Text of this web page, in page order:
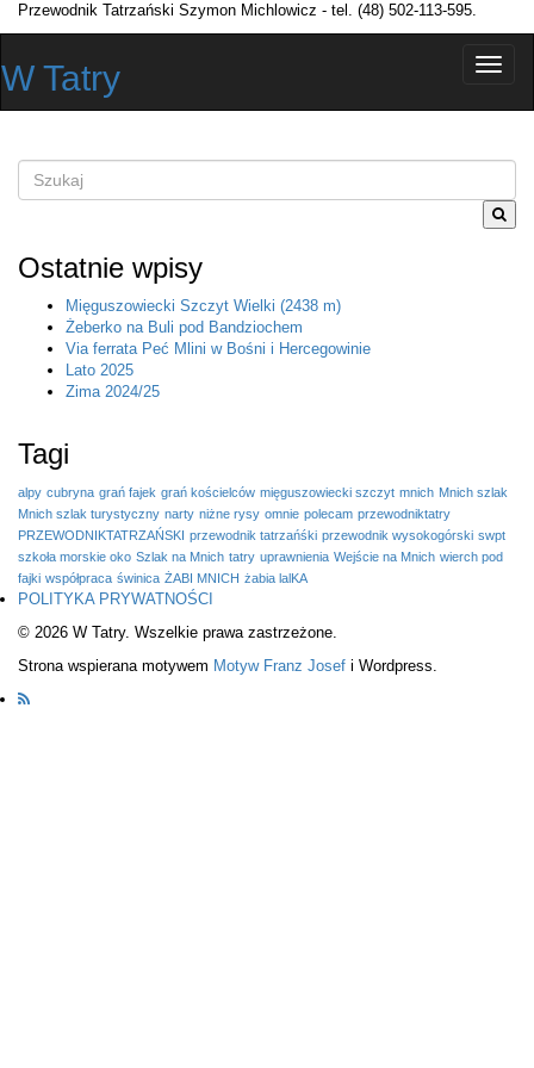
Przewodnik Tatrzański Szymon Michlowicz - tel. (48) 502-113-595.
W Tatry
Szukane
słowo
Ostatnie wpisy
Mięguszowiecki Szczyt Wielki (2438 m)
Żeberko na Buli pod Bandziochem
Via ferrata Peć Mlini w Bośni i Hercegowinie
Lato 2025
Zima 2024/25
Tagi
alpy cubryna grań fajek grań kościelców mięguszowiecki szczyt mnich Mnich szlak
Mnich szlak turystyczny narty niżne rysy omnie polecam przewodniktatry
PRZEWODNIKTATRZAŃSKI przewodnik tatrzańśki przewodnik wysokogórski swpt
szkoła morskie oko Szlak na Mnich tatry uprawnienia Wejście na Mnich wierch pod
fajki współpraca świnica ŻABI MNICH żabia lalKA
POLITYKA PRYWATNOŚCI
© 2026 W Tatry. Wszelkie prawa zastrzeżone.
Strona wspierana motywem Motyw Franz Josef i Wordpress.